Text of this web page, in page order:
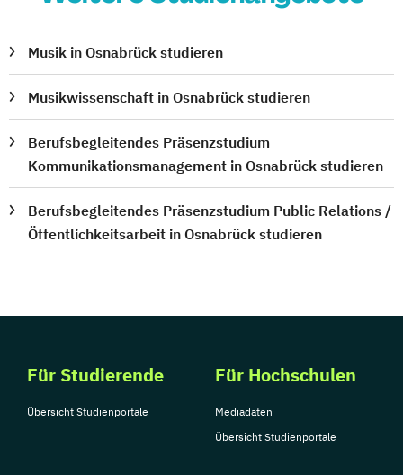
Musik in Osnabrück studieren
Musikwissenschaft in Osnabrück studieren
Berufsbegleitendes Präsenzstudium
Kommunikationsmanagement in Osnabrück studieren
Berufsbegleitendes Präsenzstudium Public Relations /
Öffentlichkeitsarbeit in Osnabrück studieren
Für Studierende
Übersicht Studienportale
Für Hochschulen
Mediadaten
Übersicht Studienportale